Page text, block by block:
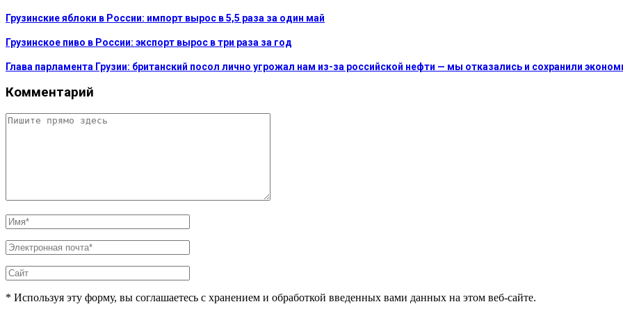
Грузинские яблоки в России: импорт вырос в 5,5 раза за один май
Грузинское пиво в России: экспорт вырос в три раза за год
Глава парламента Грузии: британский посол лично угрожал нам из-за российской нефти — мы отказались и сохранили
Комментарий
* Используя эту форму, вы соглашаетесь с хранением и обработкой введенных вами данных на этом веб-сайте.